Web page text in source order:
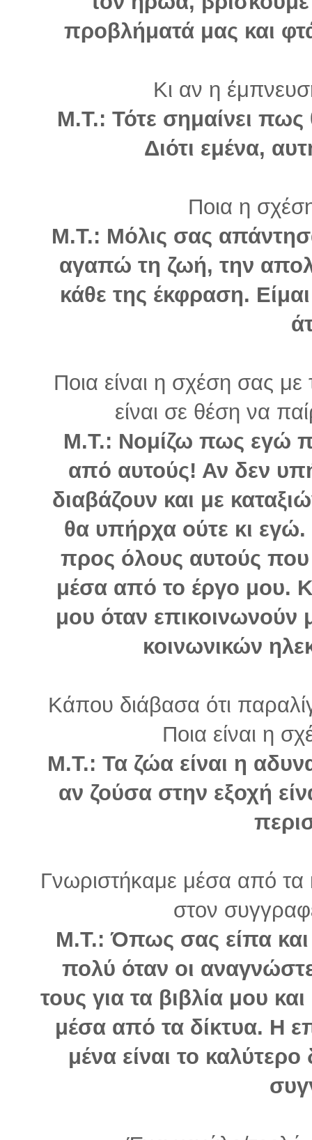
προβλήματά μας και
Κι αν η
Μ.Τ.: Τότε σημαίνει πως
Διότι εμένα,
Ποια η
Μ.Τ.: Μόλις σας
αγαπώ τη ζωή, την
κάθε της έκφραση.
Ποια είναι η σχέση σας
είναι σε θέση να
Μ.Τ.: Νομίζω πως εγώ
από αυτούς! Αν δεν
διαβάζουν και με
θα υπήρχα ούτε κι
προς όλους αυτούς που
μέσα από το έργο μου.
μου όταν επικοινωνούν
κοινωνικών
Κάπου διάβασα ότι
Ποια είναι η
Μ.Τ.: Τα ζώα είναι η
αν ζούσα στην εξοχή
Γνωριστήκαμε μέσα από τα
στον
Μ.Τ.: Όπως σας είπα
πολύ όταν οι
τους για τα βιβλία μου
μέσα από τα δίκτυα. Η
μένα είναι το